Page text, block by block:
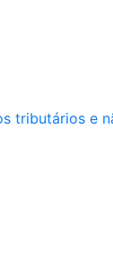
tributários e